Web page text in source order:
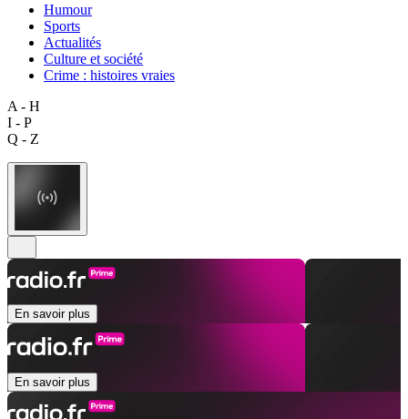
Humour
Sports
Actualités
Culture et société
Crime : histoires vraies
A - H
I - P
Q - Z
En savoir plus
En savoir plus